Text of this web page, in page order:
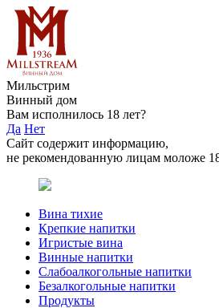
Мильстрим
Винный дом
Вам исполнилось 18 лет?
Да Нет
Сайт содержит информацию,
не рекомендованную лицам моложе
Вина тихие
Крепкие напитки
Игристые вина
Винные напитки
Слабоалкогольные напитки
Безалкогольные напитки
Продукты